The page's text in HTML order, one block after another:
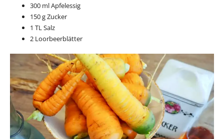
300 ml Apfelessig
150 g Zucker
1 TL Salz
2 Loorbeerblätter